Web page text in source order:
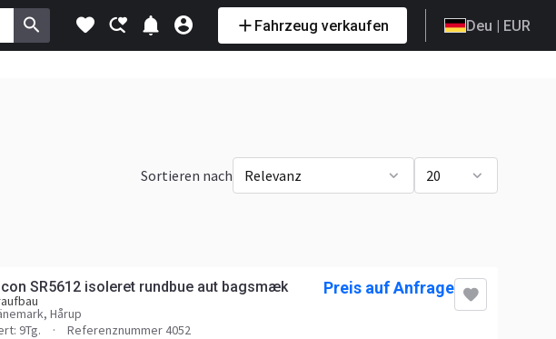
Fahrzeug verkaufen Deu | EUR
Sortieren nach Relevanz 20
SR5612 isoleret rundbue aut bagsmæk
Hårup
9Tg.
Referenznummer 4052
Preis auf Anfrage